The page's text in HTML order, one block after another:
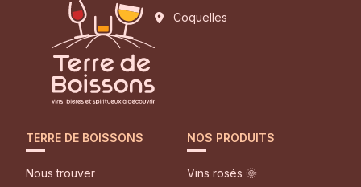
Coquelles
TERRE DE BOISSONS
Nous trouver
NOS PRODUITS
Vins rosés 🌞